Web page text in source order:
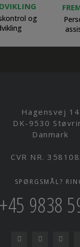
og
Hagensvej 14
DK-9530
Danmark
CVR NR.
SPØRGSMÅL?
+45 9838